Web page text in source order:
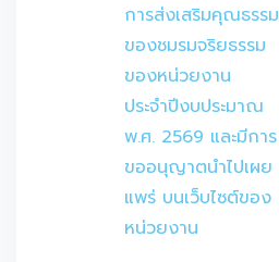
การส่งเสริมคุณธรรม
ของชมรมจริยธรรม
ของหน่วยงาน
ประจำปีงบประมาณ
พ.ศ. 2569 และมีการ
ขออนุญาตนำไปเผย
แพร่ บนเว็บไซต์ของ
หน่วยงาน